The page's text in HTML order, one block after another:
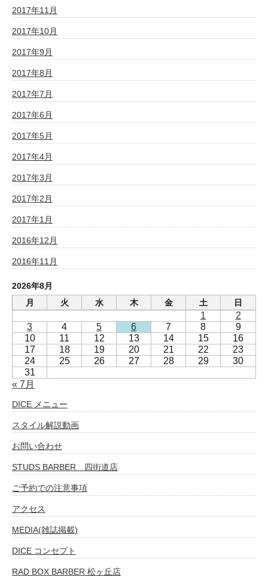
2017年11月
2017年10月
2017年9月
2017年8月
2017年7月
2017年6月
2017年5月
2017年4月
2017年3月
2017年2月
2017年1月
2016年12月
2016年11月
2026年8月
月
火 水 木 金 土 日
1
2
3
4 5 6 7 8
9
10
11 12 13 14 15
16
17
18 19 20 21 22
23
24
25 26 27 28 29
30
31
« 7月
DICE メニュー
スタイル解説動画
お問い合わせ
STUDS BARBER 四街道店
ご予約での注意事項
アクセス
MEDIA(雑誌掲載)
DICE コンセプト
RAD BOX BARBER 松ヶ丘店